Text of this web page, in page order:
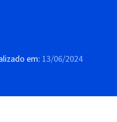
em: 13/06/2024